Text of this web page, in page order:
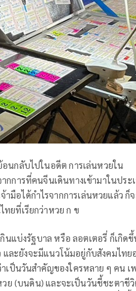
นกลับไปในอดีต การเล่นหวยใน
กการที่คนจีนเดินทางเข้ามาในประ
มือได้กำไรจากการเล่นหวยแล้ว ก็
ยที่เรียกว่าหวย ก ข
นแบ่งรัฐบาล หรือ ลอตเตอรี่ ก็เกิด
ละยังจะมีแนวโน้มอยู่กับสังคมไทย
ป็นวันสำคัญของใครหลาย ๆ คน เ
วย (บนดิน) และจะเป็นวันชี้ชะตาชี